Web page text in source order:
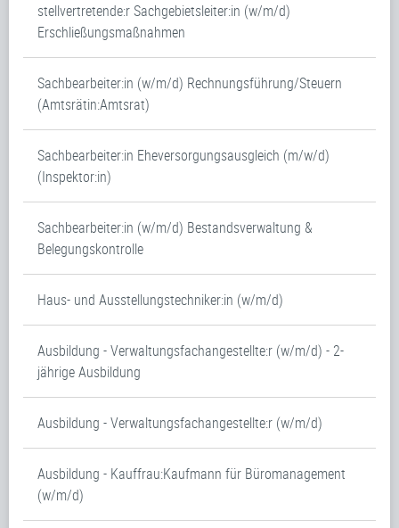
stellvertretende:r Sachgebietsleiter:in (w/m/d)
Erschließungsmaßnahmen
Sachbearbeiter:in (w/m/d) Rechnungsführung/Steuern
(Amtsrätin:Amtsrat)
Sachbearbeiter:in Eheversorgungsausgleich (m/w/d)
(Inspektor:in)
Sachbearbeiter:in (w/m/d) Bestandsverwaltung &
Belegungskontrolle
Haus- und Ausstellungstechniker:in (w/m/d)
Ausbildung - Verwaltungsfachangestellte:r (w/m/d) - 2-
jährige Ausbildung
Ausbildung - Verwaltungsfachangestellte:r (w/m/d)
Ausbildung - Kauffrau:Kaufmann für Büromanagement
(w/m/d)